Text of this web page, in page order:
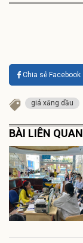
Chia sẻ Facebook
giá xăng dầu
BÀI LIÊN QUAN